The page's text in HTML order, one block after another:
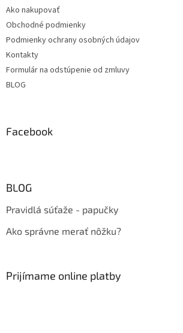
Ako nakupovať
Obchodné podmienky
Podmienky ochrany osobných údajov
Kontakty
Formulár na odstúpenie od zmluvy
BLOG
Facebook
BLOG
Pravidlá súťaže - papučky
Ako správne merať nôžku?
Prijímame online platby